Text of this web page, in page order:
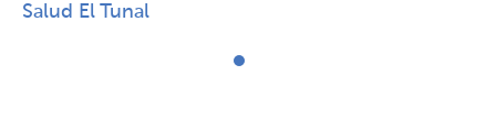
Salud El Tunal